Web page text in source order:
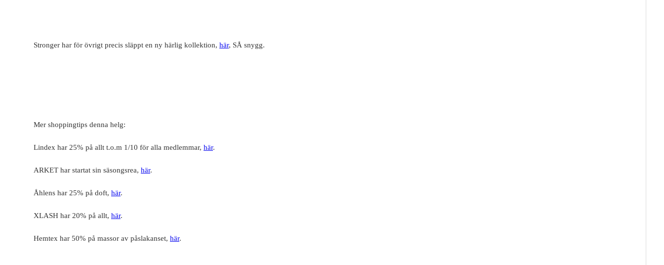
Stronger har för övrigt precis släppt en ny härlig kollektion, här, SÅ snygg.
Mer shoppingtips denna helg:
Lindex har 25% på allt t.o.m 1/10 för alla medlemmar, här.
ARKET har startat sin säsongsrea, här.
Åhlens har 25% på doft, här.
XLASH har 20% på allt, här.
Hemtex har 50% på massor av påslakanset, här.